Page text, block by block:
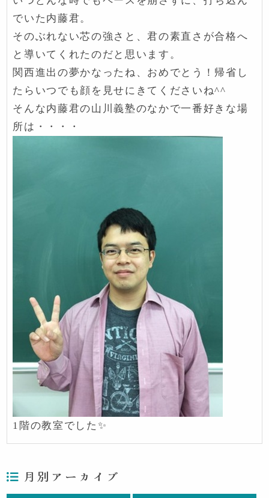
でいた内藤君。
そのぶれない芯の強さと、君の素直さが合格へ
と導いてくれたのだと思います。
関西進出の夢かなったね、おめでとう！帰省し
たらいつでも顔を見せにきてくださいね^^
そんな内藤君の山川義塾のなかで一番好きな場
所は・・・・
1階の教室でした✨
月別アーカイブ